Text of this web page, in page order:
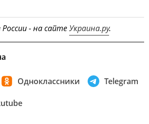
России - на сайтеУкраина.ру.
Одноклассники Telegram